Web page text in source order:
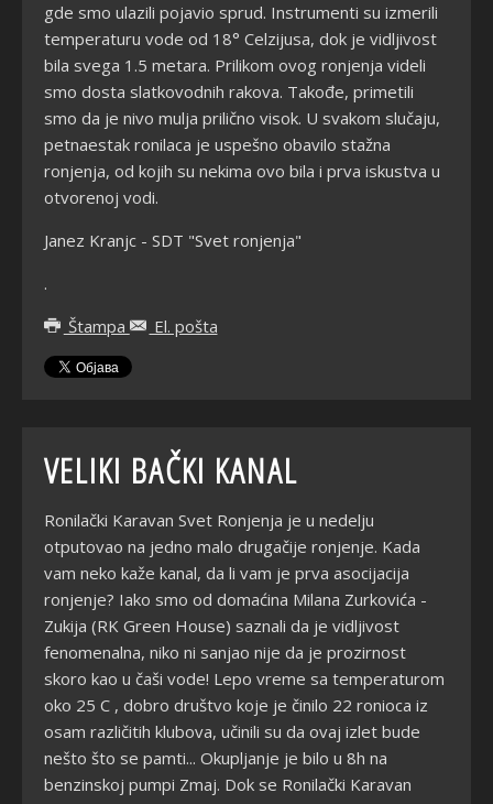
gde smo ulazili pojavio sprud. Instrumenti su izmerili
temperaturu vode od 18° Celzijusa, dok je vidljivost
bila svega 1.5 metara. Prilikom ovog ronjenja videli
smo dosta slatkovodnih rakova. Takođe, primetili
smo da je nivo mulja prilično visok. U svakom slučaju,
petnaestak ronilaca je uspešno obavilo stažna
ronjenja, od kojih su nekima ovo bila i prva iskustva u
otvorenoj vodi.
Janez Kranjc - SDT "Svet ronjenja"
.
Štampa
El. pošta
VELIKI BAČKI KANAL
Ronilački Karavan Svet Ronjenja je u nedelju
otputovao na jedno malo drugačije ronjenje. Kada
vam neko kaže kanal, da li vam je prva asocijacija
ronjenje? Iako smo od domaćina Milana Zurkovića -
Zukija (RK Green House) saznali da je vidljivost
fenomenalna, niko ni sanjao nije da je prozirnost
skoro kao u čaši vode! Lepo vreme sa temperaturom
oko 25 C , dobro društvo koje je činilo 22 ronioca iz
osam različitih klubova, učinili su da ovaj izlet bude
nešto što se pamti... Okupljanje je bilo u 8h na
benzinskoj pumpi Zmaj. Dok se Ronilački Karavan